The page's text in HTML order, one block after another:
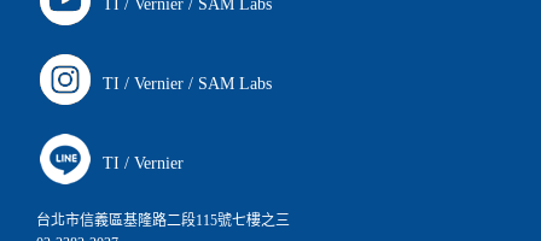
TI / Vernier / SAM Labs
TI / Vernier / SAM Labs
TI / Vernier
台北市信義區基隆路二段115號七樓之三